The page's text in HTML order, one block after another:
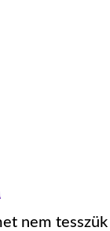
nem tesszük